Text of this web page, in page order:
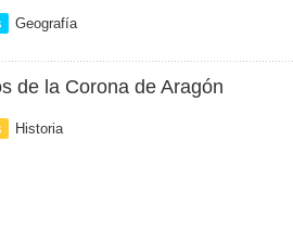
Geografía
de la Corona de Aragón
Historia